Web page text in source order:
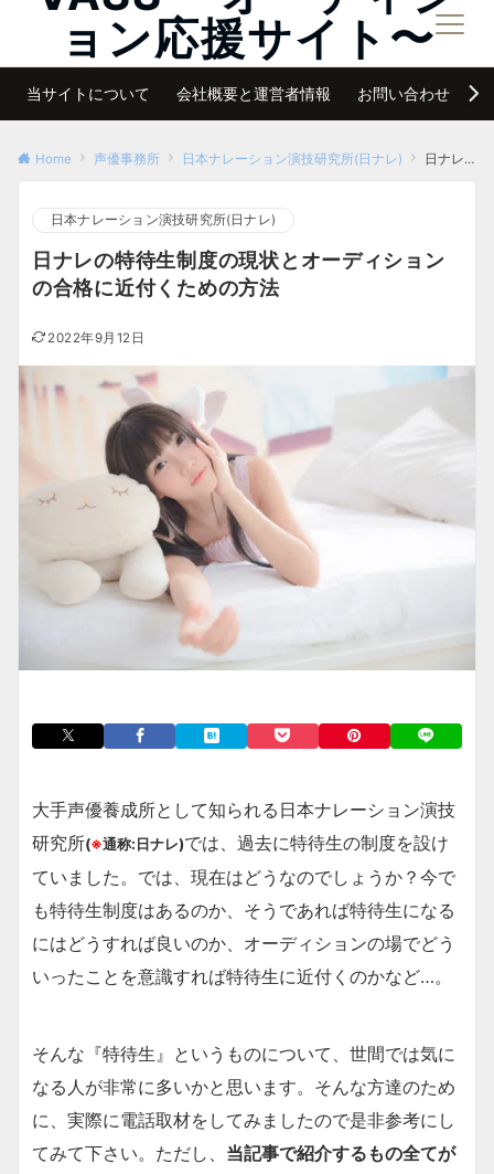
ョン応援サイト〜メニュー
当サイトについて 会社概要と運営者情報 お問い合わせ
Home 声優事務所 日本ナレーション演技研究所(日ナレ) 日ナレの特待生制度の現状とオーディションの合格に近付くための方法
日本ナレーション演技研究所(日ナレ)
日ナレの特待生制度の現状とオーディション
の合格に近付くための方法
2022年9月12日
大手声優養成所として知られる日本ナレーション演技
研究所(※通称:日ナレ)では、過去に特待生の制度を設け
ていました。では、現在はどうなのでしょうか？今で
も特待生制度はあるのか、そうであれば特待生になる
にはどうすれば良いのか、オーディションの場でどう
いったことを意識すれば特待生に近付くのかなど…。
そんな『特待生』というものについて、世間では気に
なる人が非常に多いかと思います。そんな方達のため
に、実際に電話取材をしてみましたので是非参考にし
てみて下さい。ただし、 当記事で紹介するもの全てが